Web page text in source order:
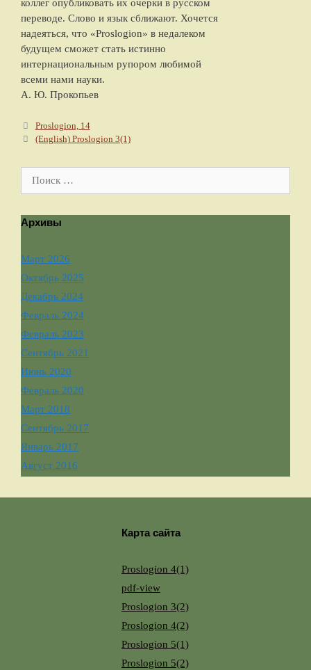
коллег опубликовать их очерки в русском
переводе. Слово и язык сближают. Хочется
надеяться, что «Proslogion» в недалеком
будущем сможет стать истинно
интернациональным рупором любимой
всеми нами науки.
А. Ю. Прокопьев
Навигация по записям
Proslogion, 14
(English) Proslogion 3(1)
Поиск:
Архивы
Март 2026
Октябрь 2025
Декабрь 2024
Февраль 2024
Февраль 2023
Сентябрь 2021
Июнь 2020
Февраль 2020
Март 2018
Сентябрь 2017
Январь 2017
Август 2016
Карта сайта
Proslogion 4(1)
pdf-view
Proslogion 3(2)
Proslogion 4(2)
Proslogion 5(1)
Proslogion 5(2)